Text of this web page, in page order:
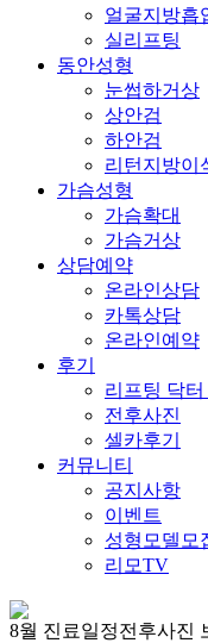
얼굴지방흡
실리프팅
동안성형
눈썹하거상
상안검
하안검
리턴지방이
가슴성형
가슴확대
가슴거상
상담예약
온라인상담
카톡상담
온라인예약
후기
리프팅 닥터
전후사진
셀카후기
커뮤니티
공지사항
이벤트
성형모델모
리모TV
8월 진료일정전후사진